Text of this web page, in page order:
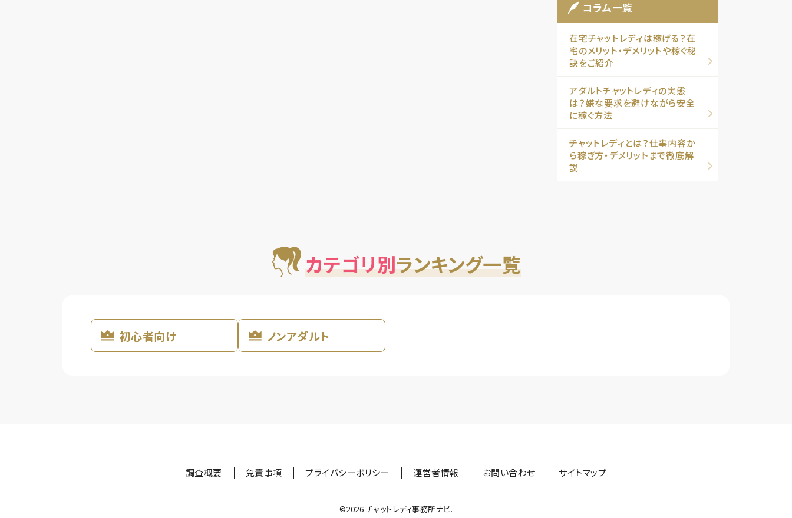
コラム一覧
在宅チャットレディは稼げる？在
宅のメリット・デメリットや稼ぐ秘
訣をご紹介
アダルトチャットレディの実態
は？嫌な要求を避けながら安全
に稼ぐ方法
チャットレディとは？仕事内容か
ら稼ぎ方・デメリットまで徹底解
説
カテゴリ別ランキング一覧
初心者向け ノンアダルト
調査概要 免責事項 プライバシーポリシー 運営者情報 お問い合わせ サイトマップ
©︎2026 チャットレディ事務所ナビ.